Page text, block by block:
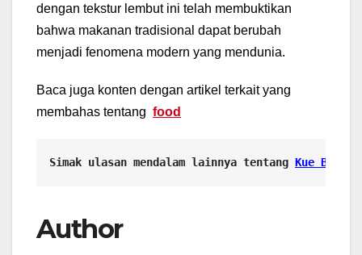
dengan tekstur lembut ini telah membuktikan
bahwa makanan tradisional dapat berubah
menjadi fenomena modern yang mendunia.
Baca juga konten dengan artikel terkait yang
membahas tentang food
Simak ulasan mendalam lainnya tentang Kue
Author